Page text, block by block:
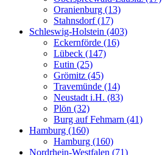
Oranienburg (13)
Stahnsdorf (17)
Schleswig-Holstein (403)
Eckernförde (16)
Lübeck (147)
Eutin (25)
Grömitz (45)
Travemünde (14)
Neustadt i.H. (83)
Plön (32)
Burg auf Fehmarn (41)
Hamburg (160)
Hamburg (160)
Nordrhein-Westfalen (71)